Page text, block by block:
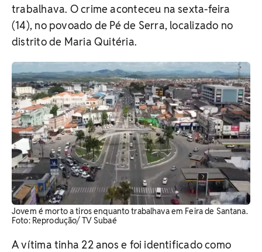
trabalhava. O crime aconteceu na sexta-feira
(14), no povoado de Pé de Serra, localizado no
distrito de Maria Quitéria.
Jovem é morto a tiros enquanto trabalhava em Feira de Santana.
Foto: Reprodução/ TV Subaé
A vítima tinha 22 anos e foi identificado como